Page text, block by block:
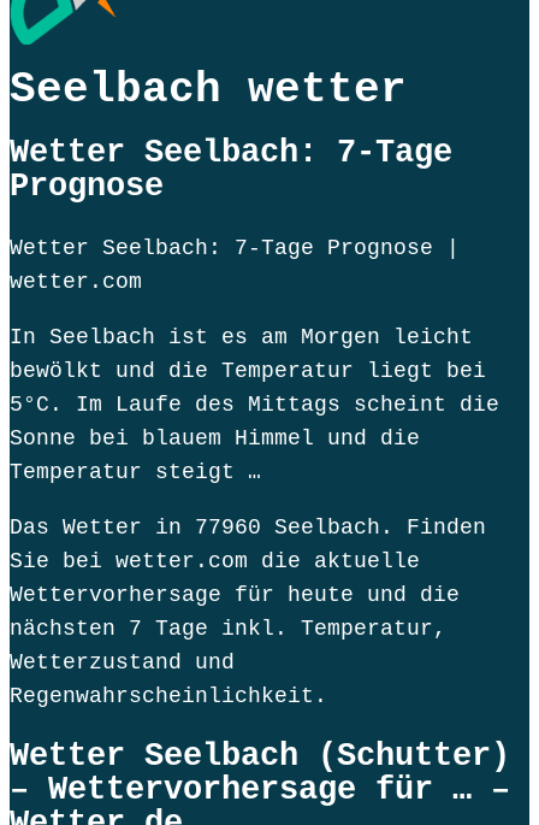
Seelbach wetter
Wetter Seelbach: 7-Tage
Prognose
Wetter Seelbach: 7-Tage Prognose |
wetter.com
In Seelbach ist es am Morgen leicht
bewölkt und die Temperatur liegt bei
5°C. Im Laufe des Mittags scheint die
Sonne bei blauem Himmel und die
Temperatur steigt …
Das Wetter in 77960 Seelbach. Finden
Sie bei wetter.com die aktuelle
Wettervorhersage für heute und die
nächsten 7 Tage inkl. Temperatur,
Wetterzustand und
Regenwahrscheinlichkeit.
Wetter Seelbach (Schutter)
– Wettervorhersage für … –